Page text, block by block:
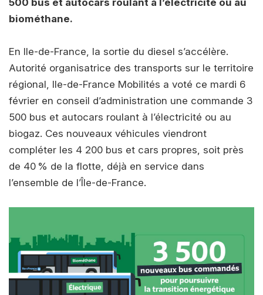
500 bus et autocars roulant à l’électricité ou au
biométhane.
En Ile-de-France, la sortie du diesel s’accélère.
Autorité organisatrice des transports sur le territoire
régional, Ile-de-France Mobilités a voté ce mardi 6
février en conseil d’administration une commande 3
500 bus et autocars roulant à l’électricité ou au
biogaz. Ces nouveaux véhicules viendront
compléter les 4 200 bus et cars propres, soit près
de 40 % de la flotte, déjà en service dans
l’ensemble de l’Île-de-France.